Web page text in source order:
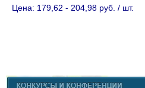
Цена: 179,62 - 204,98 руб. / шт.